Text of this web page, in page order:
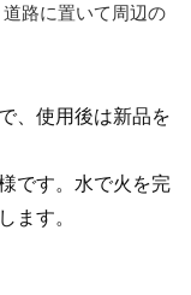
路に置いて周辺の
、使用後は新品を
です。水で火を完
ます。